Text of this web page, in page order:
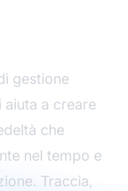
gestione
aiuta a creare
che
nel tempo e
Traccia,